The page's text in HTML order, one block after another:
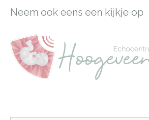
Neem ook eens een kijkje op